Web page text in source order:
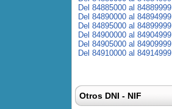
Del 84885000 al 84889999
Del 84890000 al 84894999
Del 84895000 al 84899999
Del 84900000 al 84904999
Del 84905000 al 84909999
Del 84910000 al 84914999
Otros DNI - NIF